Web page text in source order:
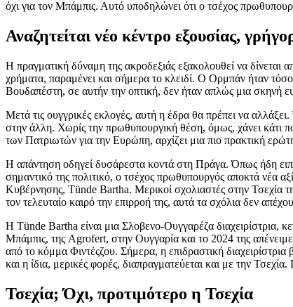
όχι για τον Μπάμπις. Αυτό υποδηλώνει ότι ο τσέχος
Αναζητείται νέο κέντρο εξουσίας,
Η πραγματική δύναμη της ακροδεξιάς εξακολουθεί να
χρήματα, παραμένει και σήμερα το κλειδί. Ο Ορμπάν ήταν
Βουδαπέστη, σε αυτήν την οπτική, δεν ήταν απλώς μια σκηνή
Μετά τις ουγγρικές εκλογές, αυτή η έδρα θα πρέπει να
στην άλλη. Χωρίς την πρωθυπουργική θέση, όμως, χάνει κάτι
των Πατριωτών για την Ευρώπη, αρχίζει μια πιο πρακτική
Η απάντηση οδηγεί δυσάρεστα κοντά στη Πράγα. Όπως ήδη
σημαντικό της πολιτικό, ο τσέχος πρωθυπουργός αποκτά νέα
Κυβέρνησης, Tünde Bartha. Μερικοί σχολιαστές στην Τσεχία
τον τελευταίο καιρό την επιρροή της, αυτά τα σχόλια δεν
Η Tünde Bartha είναι μια Σλοβενo-Ουγγαρέζα διαχειρίστρια,
Μπάμπις, της Agrofert, στην Ουγγαρία και το 2024 της
από το κόμμα Φιντέςζου. Σήμερα, η επιδραστική
και η ίδια, μερικές φορές, διαπραγματεύεται και με την
Τσεχία; Όχι, προτιμότερο η Τσεχία